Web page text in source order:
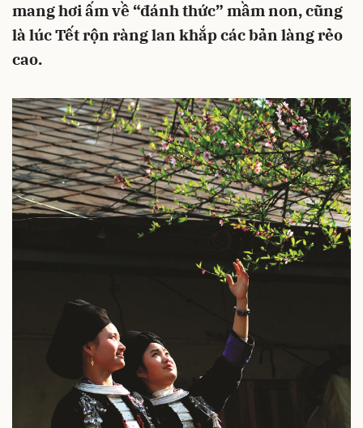
mang hơi ấm về “đánh thức” mầm non, cũng
là lúc Tết rộn ràng lan khắp các bản làng rẻo
cao.